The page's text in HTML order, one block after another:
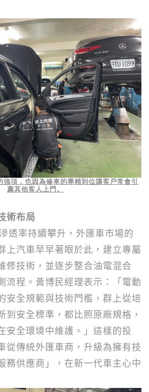
項，也因為修車的專精到位讓客戶常會引
薦其他客人上門。
術布局
率持續攀升，外匯車市場的
上汽車早早著眼於此，建立專屬
修技術，並逐步整合油電混合
流程。 黃博民經理表示：「電動
安全規範與技術門檻，群上從培
到安全標準，都比照原廠規格，
安全環境中維護。」這樣的投
從傳統外匯車商，升級為擁有技
務供應商」，在新一代車主心中